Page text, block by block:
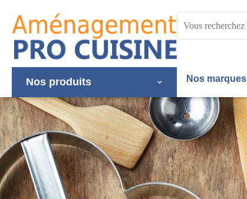
Nos produits Nos marques